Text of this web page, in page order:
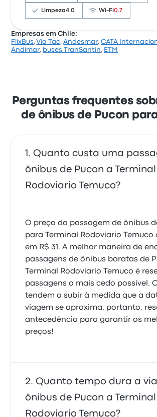
partir de R$ 43
Limpeza4.0 Wi-Fi0.7
Com base em 90 avaliações, a
partir de R$ 132
Empresas em Chile:
FlixBus,Via Tac,Andesmar,CATA
Andimar, buses TranSantin, ETM
Perguntas frequentes
de ônibus de Pucon
Quanto custa uma
ônibus de Pucon a Terminal
Rodoviario Temuco?
O preço da passagem de ônibus
para Terminal Rodoviario Temuco
em R$ 31. A melhor maneira de
passagens de ônibus baratas de
Terminal Rodoviario Temuco é
passagens o mais cedo possível.
tendem a subir à medida que a
viagem se aproxima, portanto,
antecedência para garantir os
preços!
Quanto tempo dura a
ônibus de Pucon a Terminal
Rodoviario Temuco?